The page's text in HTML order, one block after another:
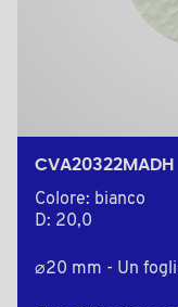
CVA20322MADH
Colore: bianco
D: 20,0
⌀20 mm - Un